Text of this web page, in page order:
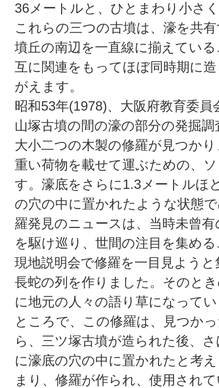
36メートルと、ひとまわり小さ
これらの三つの古墳は、濠を共
墳丘の南辺を一直線に揃えてい
互に関連をもってほぼ同時期に
がえます。
昭和53年(1978)、大阪府教育委員
山塚古墳の間の濠の部分の発掘
大小二つの木製の修羅が見つか
重い荷物を載せて運ぶための、
す。濠底をさらに1.3メートルほ
の穴の中に置かれたような状態
羅発見のニュースは、当時未曾
を駆け巡り、世間の注目を集め
現地説明会で修羅を一目見よう
長蛇の列を作りました。そのと
に地元の人々の語り草になって
ところで、この修羅は、見つか
ら、三ツ塚古墳が造られた後、
に濠底の穴の中に置かれたと考
まり、修羅が作られ、使用され